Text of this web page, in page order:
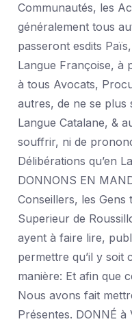
Communautés, les
généralement tous
passeront esdits
Langue Françoise, à
à tous Avocats,
autres, de ne se
Langue Catalane, &
souffrir, ni de
Délibérations qu’en
DONNONS EN
Conseillers, les Gens
Superieur de
ayent à faire lire,
permettre qu’il y soit
manière: Et afin que
Nous avons fait
Présentes. DONNÉ à